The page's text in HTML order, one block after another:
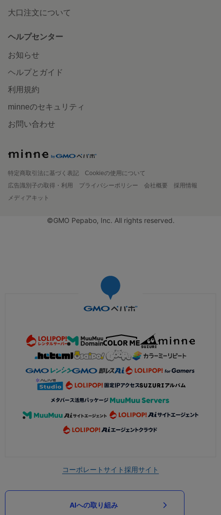
大口注文について
ヘルプセンター
お知らせ
ヘルプとガイド
利用規約
minneのセキュリティ
お問い合わせ
特定商取引法に基づく表記
Cookieの使用について
広告識別子の取得・利用
プライバシーポリシー 会社概要
採用情報
メディアキット
©GMO Pepabo, Inc. All rights reserved.
コーポレートサイト採用サイト
AIへの取り組み